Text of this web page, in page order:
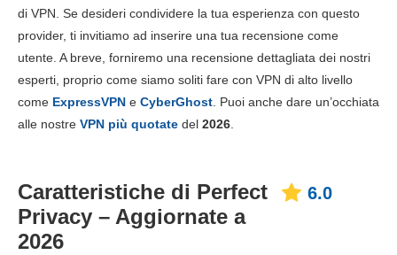
Funzionalità chiave 6.0
Installazione e app 5.0
Affidabilità e supporto 2.0
di VPN. Se desideri condividere la tua esperienza con questo
provider, ti invitiamo ad inserire una tua recensione come
utente. A breve, forniremo una recensione dettagliata dei nostri
esperti, proprio come siamo soliti fare con VPN di alto livello
come ExpressVPN e CyberGhost. Puoi anche dare un’occhiata
alle nostre VPN più quotate del 2026.
Caratteristiche di Perfect
Privacy – Aggiornate a
2026
6.0